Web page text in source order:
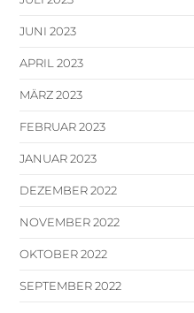
JUNI 2023
APRIL 2023
MÄRZ 2023
FEBRUAR 2023
JANUAR 2023
DEZEMBER 2022
NOVEMBER 2022
OKTOBER 2022
SEPTEMBER 2022